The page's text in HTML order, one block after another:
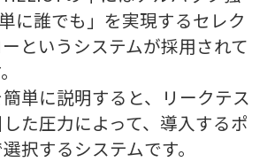
に誰でも」を実現するセレク
というシステムが採用されて
単に説明すると、リークテス
た圧力によって、導入するポ
択するシステムです。